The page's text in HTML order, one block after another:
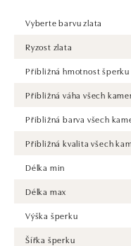
Vyberte barvu zlata
Ryzost zlata
Přibližná hmotnost šperku
Přibližná váha všech
Přibližná barva všech
Přibližná kvalita všech
Délka min
Délka max
Výška šperku
Šířka šperku